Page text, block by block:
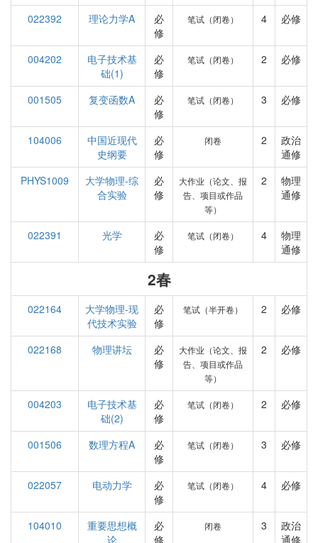
022392 理论力学A
必
修
笔试（闭卷） 4 必修
004202
电子技术基
础(1)
必
修
笔试（闭卷） 2 必修
001505 复变函数A
必
修
笔试（闭卷） 3 必修
104006
中国近现代
史纲要
必
修
闭卷 2
政治
通修
PHYS1009
大学物理-综
合实验
必
修
大作业（论文、报
告、项目或作品
等）
2
物理
通修
022391 光学
必
修
笔试（闭卷） 4
物理
通修
2春
022164
大学物理-现
代技术实验
必
修
笔试（半开卷） 2 必修
022168 物理讲坛
必
修
大作业（论文、报
告、项目或作品
等）
2 必修
004203
电子技术基
础(2)
必
修
笔试（闭卷） 2 必修
001506 数理方程A
必
修
笔试（闭卷） 3 必修
022057 电动力学
必
修
笔试（闭卷） 4 必修
104010
重要思想概
论
必
修
闭卷 3
政治
通修